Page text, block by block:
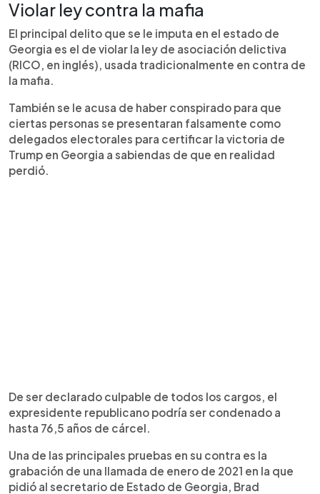
Violar ley contra la mafia
El principal delito que se le imputa en el estado de
Georgia es el de violar la ley de asociación delictiva
(RICO, en inglés), usada tradicionalmente en contra de
la mafia.
También se le acusa de haber conspirado para que
ciertas personas se presentaran falsamente como
delegados electorales para certificar la victoria de
Trump en Georgia a sabiendas de que en realidad
perdió.
De ser declarado culpable de todos los cargos, el
expresidente republicano podría ser condenado a
hasta 76,5 años de cárcel.
Una de las principales pruebas en su contra es la
grabación de una llamada de enero de 2021 en la que
pidió al secretario de Estado de Georgia, Brad